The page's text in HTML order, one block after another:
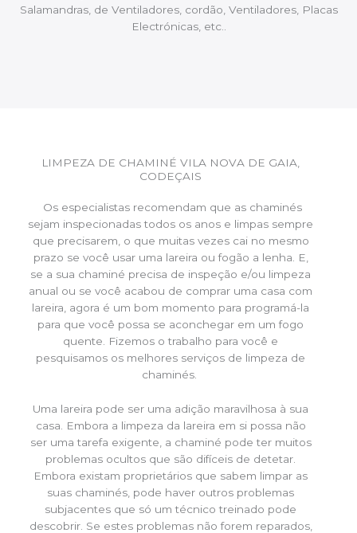
Salamandras, de Ventiladores, cordão, Ventiladores, Placas
Electrónicas, etc..
LIMPEZA DE CHAMINÉ VILA NOVA DE GAIA,
CODEÇAIS
Os especialistas recomendam que as chaminés
sejam inspecionadas todos os anos e limpas sempre
que precisarem, o que muitas vezes cai no mesmo
prazo se você usar uma lareira ou fogão a lenha. E,
se a sua chaminé precisa de inspeção e/ou limpeza
anual ou se você acabou de comprar uma casa com
lareira, agora é um bom momento para programá-la
para que você possa se aconchegar em um fogo
quente. Fizemos o trabalho para você e
pesquisamos os melhores serviços de limpeza de
chaminés.
Uma lareira pode ser uma adição maravilhosa à sua
casa. Embora a limpeza da lareira em si possa não
ser uma tarefa exigente, a chaminé pode ter muitos
problemas ocultos que são difíceis de detetar.
Embora existam proprietários que sabem limpar as
suas chaminés, pode haver outros problemas
subjacentes que só um técnico treinado pode
descobrir. Se estes problemas não forem reparados,